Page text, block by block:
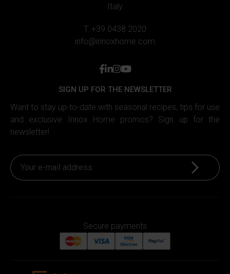
Italy
T. +39 0438 2020
info@irinoxhome.com
facebook
linkedin
instagram
youtube
SIGN UP FOR THE NEWSLETTER
Want to stay up-to-date with seasonal recipes, tips for use
and exclusive Irinox Home promos? Sign up for the
newsletter!
Sign up
Secure payments